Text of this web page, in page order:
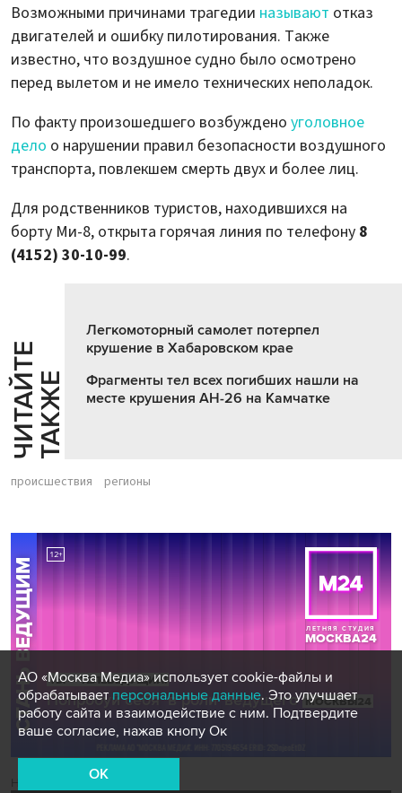
Возможными причинами трагедии называют отказ
двигателей и ошибку пилотирования. Также
известно, что воздушное судно было осмотрено
перед вылетом и не имело технических неполадок.
По факту произошедшего возбуждено уголовное
дело о нарушении правил безопасности воздушного
транспорта, повлекшем смерть двух и более лиц.
Для родственников туристов, находившихся на
борту Ми-8, открыта горячая линия по телефону 8
(4152) 30-10-99.
Ч
И
Т
АЙ
Т
Е
Т
А
К
ЖЕ
Легкомоторный самолет потерпел
крушение в Хабаровском крае
Фрагменты тел всех погибших нашли на
месте крушения АН-26 на Камчатке
происшествия регионы
Новости СМИ2
АО «Москва Медиа» использует cookie-файлы и
обрабатывает персональные данные. Это улучшает
работу сайта и взаимодействие с ним. Подтвердите
ваше согласие, нажав кнопу Ок
OK